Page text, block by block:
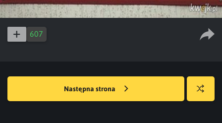
607
Następna strona